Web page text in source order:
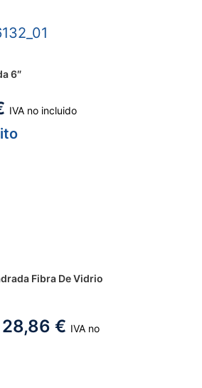
6″
IVA no incluido
Fibra De Vidrio
28,86 € IVA no